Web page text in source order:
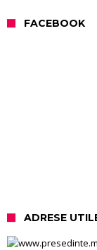
FACEBOOK
ADRESE